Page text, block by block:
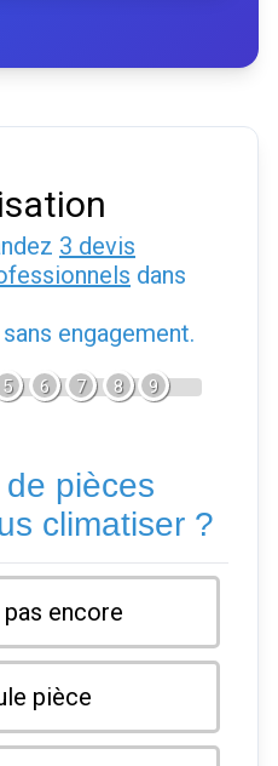
3 devis
dans
engagement.
5 6 7 8 9
pièces
climatiser ?
encore
pièce